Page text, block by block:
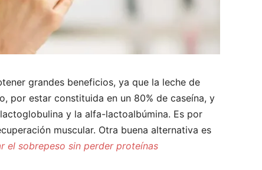
grandes beneficios, ya que la leche de
por estar constituida en un 80% de caseína, y
y la alfa-lactoalbúmina. Es por
muscular. Otra buena alternativa es
el sobrepeso sin perder proteínas